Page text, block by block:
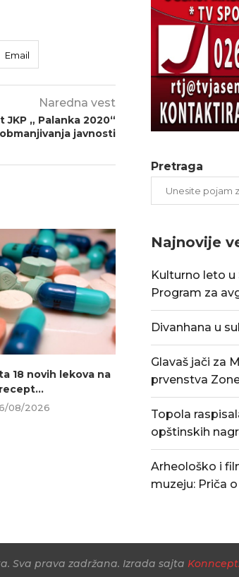
Email
Naredna vest
„ Palanka 2020“
javnosti
18 novih lekova na
recept...
08/2026
Povećan rizik od
06/08/
Pretraga
Najnovije
Kulturno leto u
Program za
Divanhana u
Glavaš jači za
prvenstva
Topola
opštinskih
Arheološko i
muzeju: Priča
Sva prava zadržana. Izrada sajta